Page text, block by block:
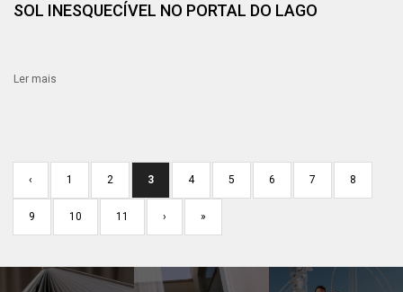
SOL INESQUECÍVEL NO PORTAL DO LAGO
Ler mais
‹ 1 2 3 4 5 6 7 8
9 10 11 › »